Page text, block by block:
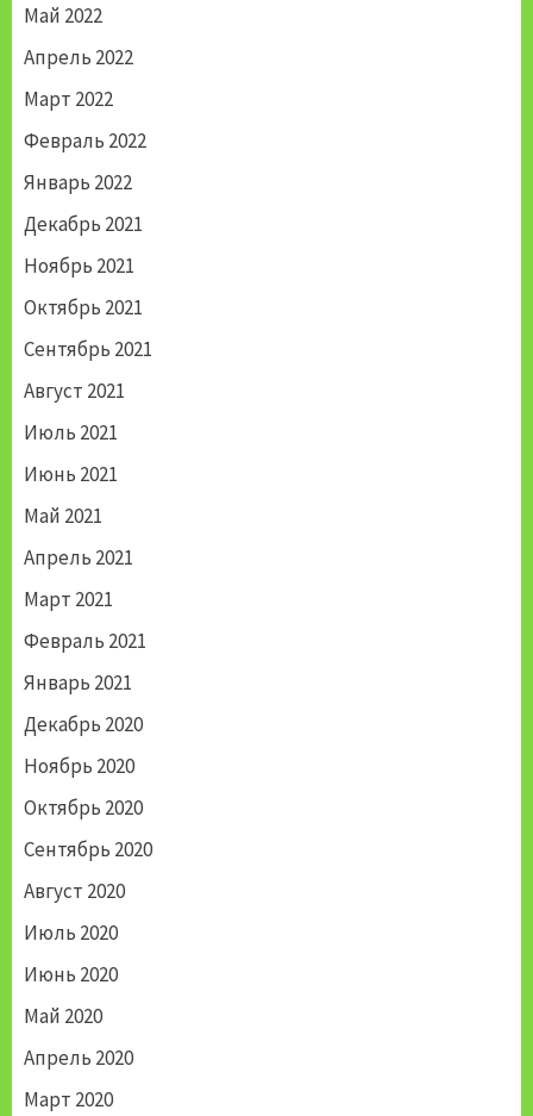
Май 2022
Апрель 2022
Март 2022
Февраль 2022
Январь 2022
Декабрь 2021
Ноябрь 2021
Октябрь 2021
Сентябрь 2021
Август 2021
Июль 2021
Июнь 2021
Май 2021
Апрель 2021
Март 2021
Февраль 2021
Январь 2021
Декабрь 2020
Ноябрь 2020
Октябрь 2020
Сентябрь 2020
Август 2020
Июль 2020
Июнь 2020
Май 2020
Апрель 2020
Март 2020